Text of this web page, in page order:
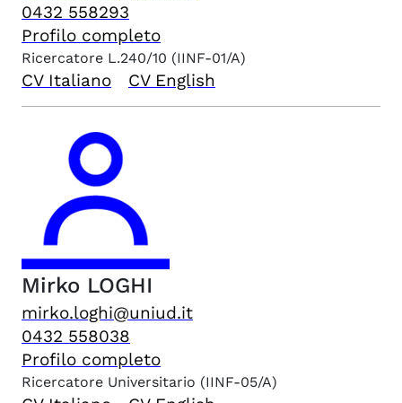
0432 558293
Profilo completo
Ricercatore L.240/10 (IINF-01/A)
CV Italiano CV English
Mirko LOGHI
mirko.loghi@uniud.it
0432 558038
Profilo completo
Ricercatore Universitario (IINF-05/A)